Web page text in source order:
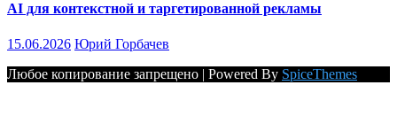
AI для контекстной и таргетированной рекламы
15.06.2026 Юрий Горбачев
Любое копирование запрещено | Powered By SpiceThemes